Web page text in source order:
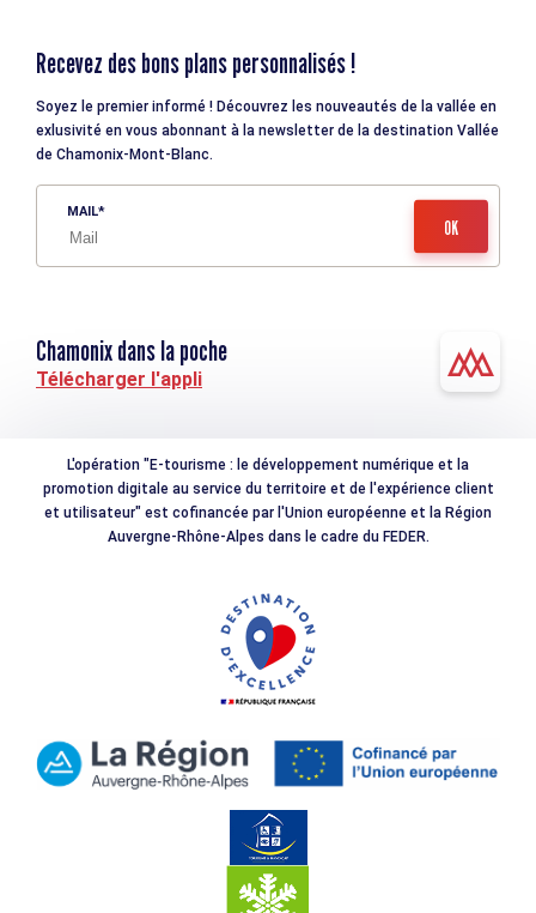
Recevez des bons plans personnalisés !
Soyez le premier informé ! Découvrez les nouveautés de la vallée en
exlusivité en vous abonnant à la newsletter de la destination Vallée
de Chamonix-Mont-Blanc.
MAIL
Chamonix dans la poche
Télécharger l'appli
L'opération "E-tourisme : le développement numérique et la
promotion digitale au service du territoire et de l'expérience client
et utilisateur" est cofinancée par l'Union européenne et la Région
Auvergne-Rhône-Alpes dans le cadre du FEDER.